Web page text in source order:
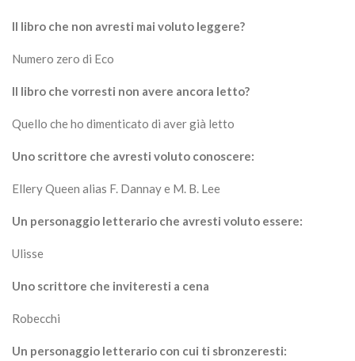
Il libro che non avresti mai voluto leggere?
Numero zero di Eco
Il libro che vorresti non avere ancora letto?
Quello che ho dimenticato di aver già letto
Uno scrittore che avresti voluto conoscere:
Ellery Queen alias F. Dannay e M. B. Lee
Un personaggio letterario che avresti voluto essere:
Ulisse
Uno scrittore che inviteresti a cena
Robecchi
Un personaggio letterario con cui ti sbronzeresti: